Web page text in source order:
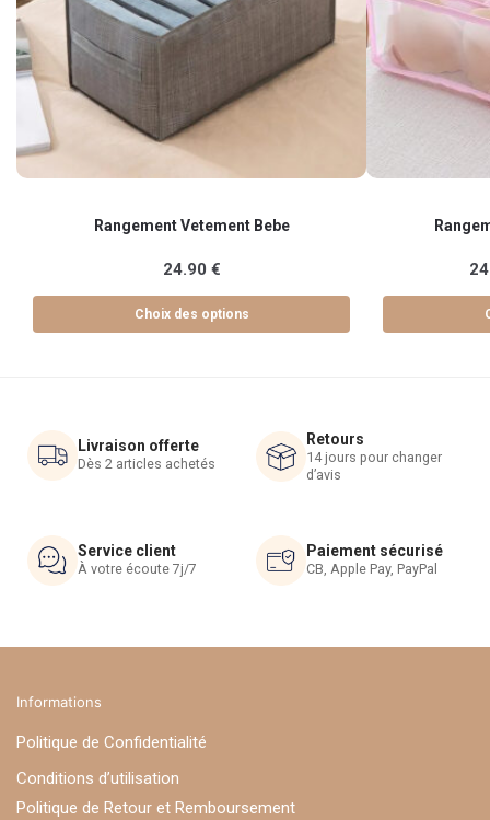
Rangement Vetement Bebe
24.90 €
Choix des options
Les
choisies
sur
du
produit
Les
du
produit
Livraison offerte
Dès 2 articles achetés
Retours
14 jours pour changer
d’avis
Service client
À votre écoute 7j/7
Paiement sécurisé
CB, Apple Pay, PayPal
Informations
Politique de Confidentialité
Conditions d’utilisation
Politique de Retour et Remboursement